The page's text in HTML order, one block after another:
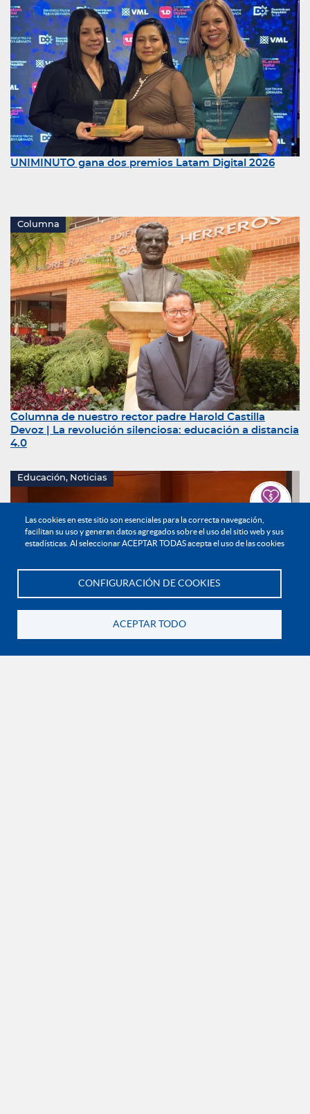
Las cookies en este sitio son esenciales para la correcta navegación,
facilitan su uso y generan datos agregados sobre el uso del sitio web y sus
estadísticas. Al seleccionar ACEPTAR TODAS acepta el uso de las cookies
CONFIGURACIÓN DE COOKIES
ACEPTAR TODO
Haz tu donación
UNIMINUTO gana dos premios Latam Digital 2026
Columna
Columna de nuestro rector padre Harold Castilla
Devoz | La revolución silenciosa: educación a distancia
4.0
Educación, Noticias